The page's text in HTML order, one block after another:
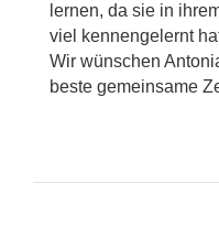
lernen, da sie in
viel kennengelernt
Wir wünschen
beste gemeinsame